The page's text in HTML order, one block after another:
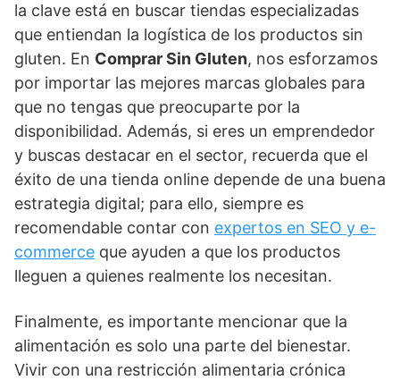
la clave está en buscar tiendas especializadas
que entiendan la logística de los productos sin
gluten. En Comprar Sin Gluten, nos esforzamos
por importar las mejores marcas globales para
que no tengas que preocuparte por la
disponibilidad. Además, si eres un emprendedor
y buscas destacar en el sector, recuerda que el
éxito de una tienda online depende de una buena
estrategia digital; para ello, siempre es
recomendable contar con expertos en SEO y e-
commerce que ayuden a que los productos
lleguen a quienes realmente los necesitan.
Finalmente, es importante mencionar que la
alimentación es solo una parte del bienestar.
Vivir con una restricción alimentaria crónica